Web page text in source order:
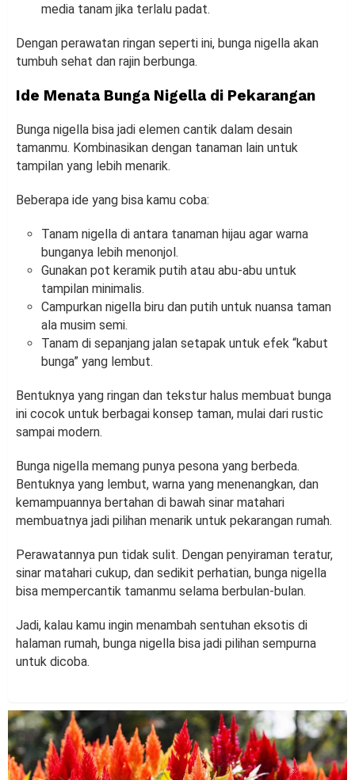
media tanam jika terlalu padat.
Dengan perawatan ringan seperti ini, bunga nigella akan
tumbuh sehat dan rajin berbunga.
Ide Menata Bunga Nigella di Pekarangan
Bunga nigella bisa jadi elemen cantik dalam desain
tamanmu. Kombinasikan dengan tanaman lain untuk
tampilan yang lebih menarik.
Beberapa ide yang bisa kamu coba:
Tanam nigella di antara tanaman hijau agar warna
bunganya lebih menonjol.
Gunakan pot keramik putih atau abu-abu untuk
tampilan minimalis.
Campurkan nigella biru dan putih untuk nuansa taman
ala musim semi.
Tanam di sepanjang jalan setapak untuk efek “kabut
bunga” yang lembut.
Bentuknya yang ringan dan tekstur halus membuat bunga
ini cocok untuk berbagai konsep taman, mulai dari rustic
sampai modern.
Bunga nigella memang punya pesona yang berbeda.
Bentuknya yang lembut, warna yang menenangkan, dan
kemampuannya bertahan di bawah sinar matahari
membuatnya jadi pilihan menarik untuk pekarangan rumah.
Perawatannya pun tidak sulit. Dengan penyiraman teratur,
sinar matahari cukup, dan sedikit perhatian, bunga nigella
bisa mempercantik tamanmu selama berbulan-bulan.
Jadi, kalau kamu ingin menambah sentuhan eksotis di
halaman rumah, bunga nigella bisa jadi pilihan sempurna
untuk dicoba.